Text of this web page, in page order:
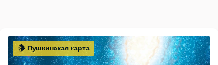
Пушкинская карта